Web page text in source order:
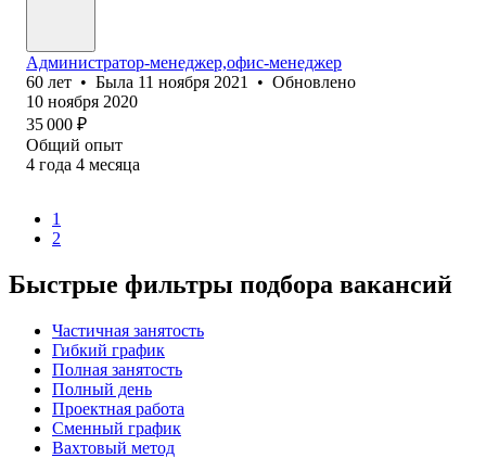
Администратор-менеджер,офис-менеджер
60 лет • Была 11 ноября 2021 • Обновлено
10 ноября 2020
35 000 ₽
Общий опыт
4 года 4 месяца
1
2
Быстрые фильтры подбора вакансий
Частичная занятость
Гибкий график
Полная занятость
Полный день
Проектная работа
Сменный график
Вахтовый метод